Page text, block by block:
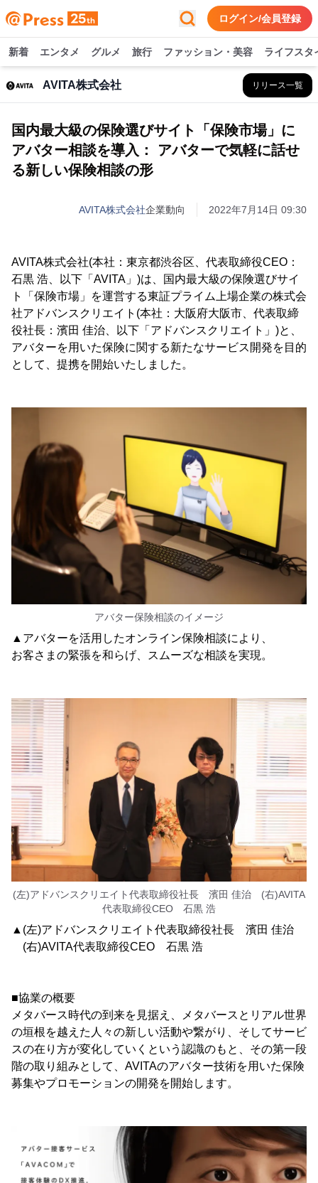
ログイン/会員登録
新着 エンタメ グルメ 旅行 ファッション・美容 ライフスタ
AVITA株式会社 リリース一覧
国内最大級の保険選びサイト「保険市場」に
アバター相談を導入： アバターで気軽に話せ
る新しい保険相談の形
AVITA株式会社企業動向 2022年7月14日 09:30
AVITA株式会社(本社：東京都渋谷区、代表取締役CEO：
石黒 浩、以下「AVITA」)は、国内最大級の保険選びサイ
ト「保険市場」を運営する東証プライム上場企業の株式会
社アドバンスクリエイト(本社：大阪府大阪市、代表取締
役社長：濱田 佳治、以下「アドバンスクリエイト」)と、
アバターを用いた保険に関する新たなサービス開発を目的
として、提携を開始いたしました。
アバター保険相談のイメージ
▲アバターを活用したオンライン保険相談により、
お客さまの緊張を和らげ、スムーズな相談を実現。
(左)アドバンスクリエイト代表取締役社長 濱田 佳治 (右)AVITA
代表取締役CEO 石黒 浩
▲(左)アドバンスクリエイト代表取締役社長 濱田 佳治
(右)AVITA代表取締役CEO 石黒 浩
■協業の概要
メタバース時代の到来を見据え、メタバースとリアル世界
の垣根を越えた人々の新しい活動や繋がり、そしてサービ
スの在り方が変化していくという認識のもと、その第一段
階の取り組みとして、AVITAのアバター技術を用いた保険
募集やプロモーションの開発を開始します。